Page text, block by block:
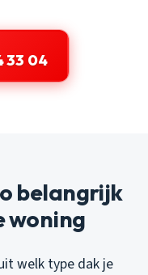
33 04
belangrijk
woning
welk type dak je